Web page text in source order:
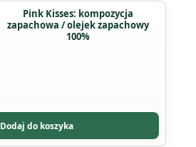
Pink Kisses: kompozycja
zapachowa / olejek zapachowy
100%
Dodaj do koszyka